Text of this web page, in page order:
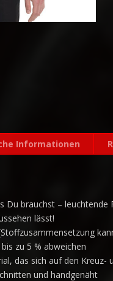
Informationen
Du brauchst –
lässt!
zu 5 % abweichen
das sich auf den
und handgenäht